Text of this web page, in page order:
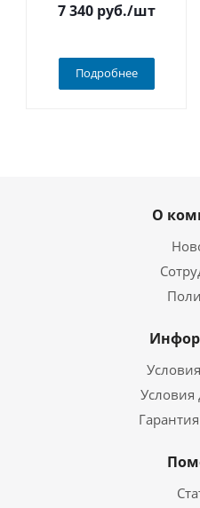
7 340 руб./шт
Подробнее
О
Условия